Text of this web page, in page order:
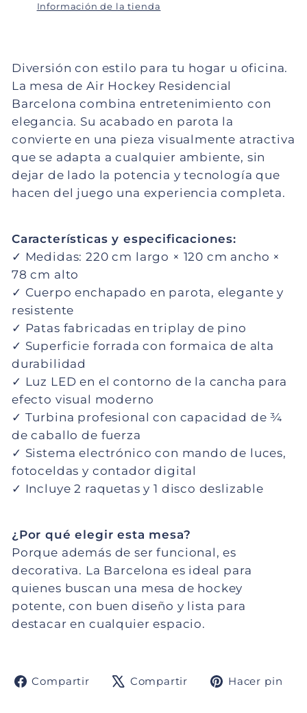
Información de la tienda
Diversión con estilo para tu hogar u oficina.
La mesa de Air Hockey Residencial
Barcelona combina entretenimiento con
elegancia. Su acabado en parota la
convierte en una pieza visualmente atractiva
que se adapta a cualquier ambiente, sin
dejar de lado la potencia y tecnología que
hacen del juego una experiencia completa.
Características y especificaciones:
✓ Medidas: 220 cm largo × 120 cm ancho ×
78 cm alto
✓ Cuerpo enchapado en parota, elegante y
resistente
✓ Patas fabricadas en triplay de pino
✓ Superficie forrada con formaica de alta
durabilidad
✓ Luz LED en el contorno de la cancha para
efecto visual moderno
✓ Turbina profesional con capacidad de ¾
de caballo de fuerza
✓ Sistema electrónico con mando de luces,
fotoceldas y contador digital
✓ Incluye 2 raquetas y 1 disco deslizable
¿Por qué elegir esta mesa?
Porque además de ser funcional, es
decorativa. La Barcelona es ideal para
quienes buscan una mesa de hockey
potente, con buen diseño y lista para
destacar en cualquier espacio.
Compartir
Compartir
Compartir
TuitearHacer pin